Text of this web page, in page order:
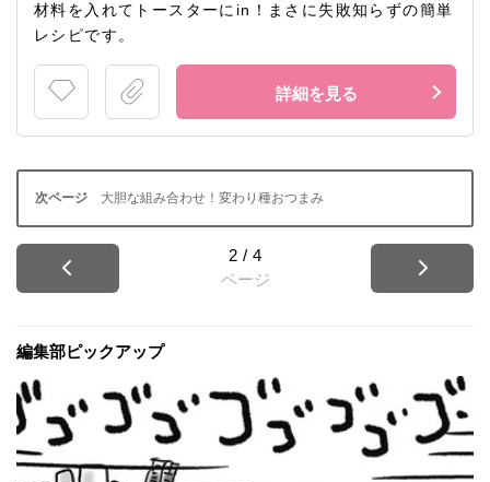
材料を入れてトースターにin！まさに失敗知らずの簡単
レシピです。
詳細を見る
大胆な組み合わせ！変わり種おつまみ
2 / 4
ページ
編集部ピックアップ